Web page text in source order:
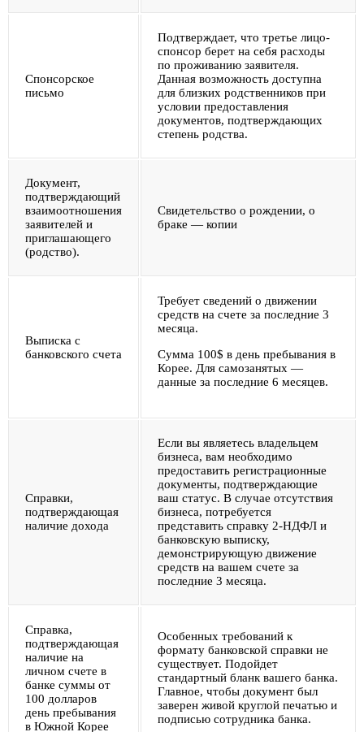
Спонсорское
письмо
Подтверждает, что третье лицо-
спонсор берет на себя расходы
по проживанию заявителя.
Данная возможность доступна
для близких родственников при
условии предоставления
документов, подтверждающих
степень родства.
Документ,
подтверждающий
взаимоотношения
заявителей и
приглашающего
(родство).
Свидетельство о рождении, о
браке — копии
Выписка с
банковского счета
Требует сведений о движении
средств на счете за последние 3
месяца.
Сумма 100$ в день пребывания в
Корее. Для самозанятых —
данные за последние 6 месяцев.
Справки,
подтверждающая
наличие дохода
Если вы являетесь владельцем
бизнеса, вам необходимо
предоставить регистрационные
документы, подтверждающие
ваш статус. В случае отсутствия
бизнеса, потребуется
представить справку 2-НДФЛ и
банковскую выписку,
демонстрирующую движение
средств на вашем счете за
последние 3 месяца.
Справка,
подтверждающая
наличие на
личном счете в
банке суммы от
100 долларов
день пребывания
в Южной Корее
Особенных требований к
формату банковской справки не
существует. Подойдет
стандартный бланк вашего банка.
Главное, чтобы документ был
заверен живой круглой печатью и
подписью сотрудника банка.